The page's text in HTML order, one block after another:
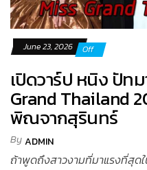
June 23, 2026 Off
เปิดวาร์ป หนิง ปัท
Grand Thailand
พิณจากสุรินทร์
ByADMIN
ถ้าพูดถึงสาวงามที่มาแรงที่สุด